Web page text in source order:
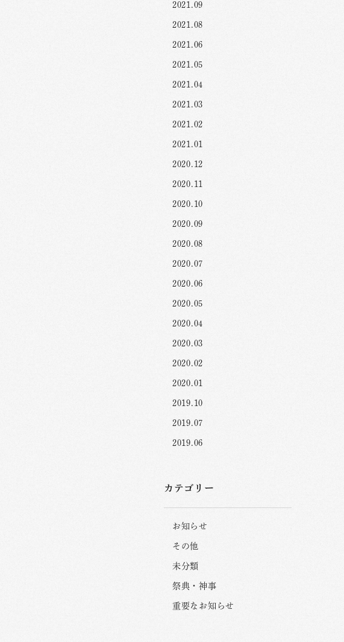
2021.09
2021.08
2021.06
2021.05
2021.04
2021.03
2021.02
2021.01
2020.12
2020.11
2020.10
2020.09
2020.08
2020.07
2020.06
2020.05
2020.04
2020.03
2020.02
2020.01
2019.10
2019.07
2019.06
カテゴリー
お知らせ
その他
未分類
祭典・神事
重要なお知らせ